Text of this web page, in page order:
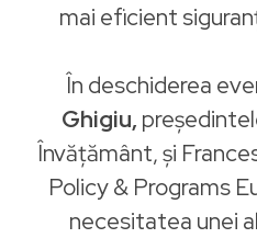
mai eficient
În deschiderea
Ghigiu,
Învățământ, și
Policy & Programs
necesitatea unei